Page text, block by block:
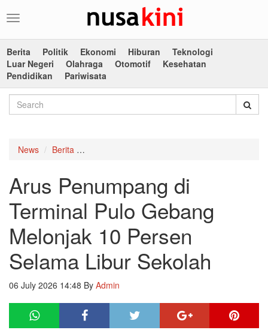
Toggle
Berita
Politik Ekonomi Hiburan
Teknologi
Luar Negeri
Olahraga Otomotif
Kesehatan
Pendidikan
Pariwisata
News Berita
Arus Penumpang di
Terminal Pulo Gebang
Melonjak 10 Persen
Selama Libur Sekolah
06 July 2026 14:48 By Admin